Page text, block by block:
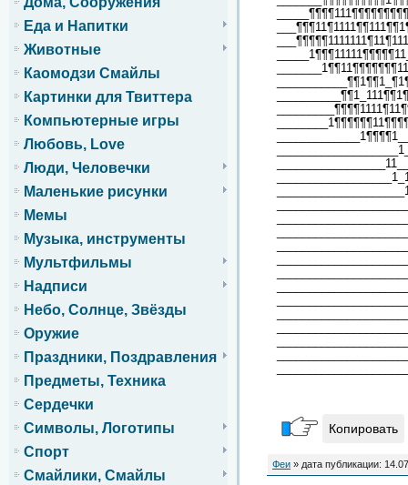
Еда и Напитки
Животные
Каомодзи Смайлы
Картинки для Твиттера
Компьютерные игры
Любовь, Love
Люди, Человечки
Маленькие рисунки
Мемы
Музыка, инструменты
Мультфильмы
Надписи
Небо, Солнце, Звёзды
Оружие
Праздники, Поздравления
Предметы, Техника
Сердечки
Символы, Логотипы
Спорт
Смайлики, Смайлы
Копировать
Феи » дата публикации: